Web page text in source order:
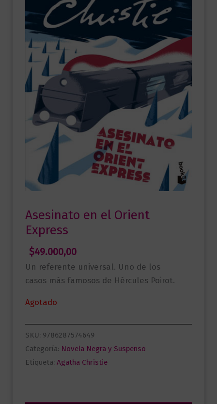
Asesinato en el Orient
Express
$49.000,00
Un referente universal. Uno de los
casos más famosos de Hércules Poirot.
Agotado
SKU: 9786287574649
Categoría: Novela Negra y Suspenso
Etiqueta: Agatha Christie